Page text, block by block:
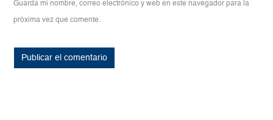
Guarda mi nombre, correo electrónico y web en este navegador para la
próxima vez que comente.